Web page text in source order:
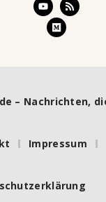
– Nachrichten,
Impressum